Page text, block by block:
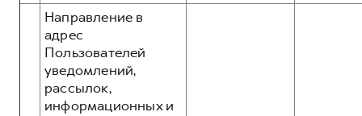
Направление в
адрес
Пользователей
уведомлений,
рассылок,
информационных и